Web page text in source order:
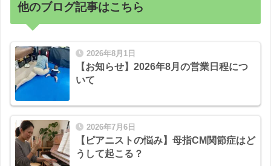
他のブログ記事はこちら
2026年8月1日
【お知らせ】2026年8月の営業日程につ
いて
2026年7月6日
【ピアニストの悩み】母指CM関節症はど
うして起こる？